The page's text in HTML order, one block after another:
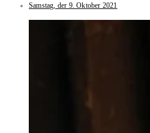
Samstag, der 9. Oktober 2021